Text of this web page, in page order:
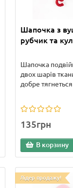
Шапочка з
рубчик та
Шапочка
двох шарів
добре
135грн
В корзину
Лідер продажу!